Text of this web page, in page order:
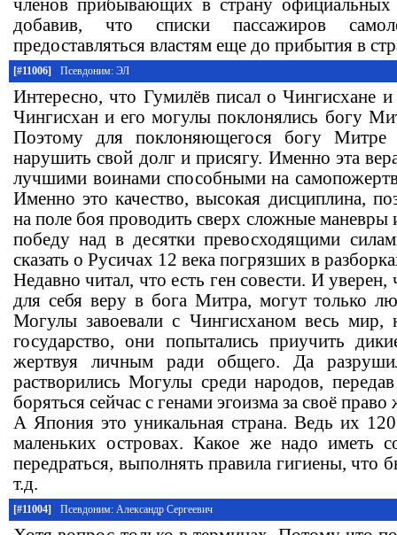
членов прибывающих в страну официальных
добавив, что списки пассажиров
предоставляться властям еще до прибытия в
[#11006] Псевдоним: ЭЛ
Интересно, что Гумилёв писал о Чингисхане
Чингисхан и его могулы поклонялись богу
Поэтому для поклоняющегося богу Митре
нарушить свой долг и присягу. Именно эта
лучшими воинами способными на
Именно это качество, высокая дисциплина,
на поле боя проводить сверх сложные
победу над в десятки превосходящими
сказать о Русичах 12 века погрязших в
Недавно читал, что есть ген совести. И уверен,
для себя веру в бога Митра, могут только
Могулы завоевали с Чингисханом весь мир,
государство, они попытались приучить
жертвуя личным ради общего. Да
растворились Могулы среди народов,
боряться сейчас с генами эгоизма за своё
А Япония это уникальная страна. Ведь их
маленьких островах. Какое же надо иметь
передраться, выполнять правила гигиены, что
т.д.
[#11004] Псевдоним: Александр Сергеевич